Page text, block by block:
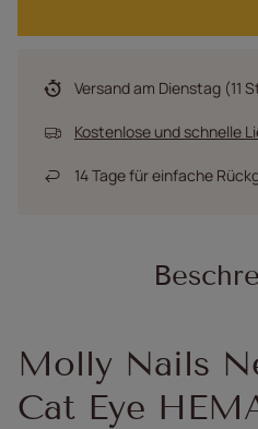
Versandam Dienstag (11
Kostenlose und schnelle
14Tage für einfache
Molly Nails
Cat Eye